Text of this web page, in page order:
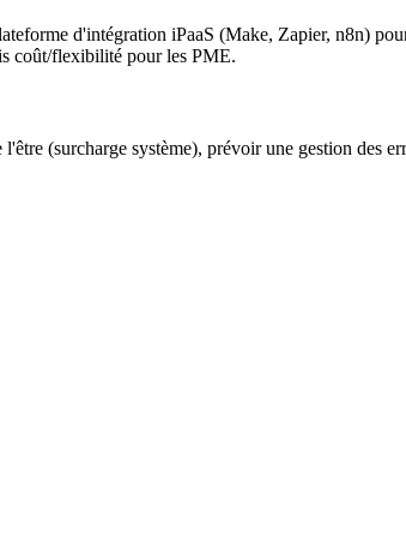
d'intégration iPaaS (Make, Zapier, n8n)
coût/flexibilité pour les PME.
(surcharge système), prévoir une gestion des